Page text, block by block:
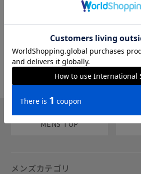
sms
MENS TOP
メンズカテゴリ